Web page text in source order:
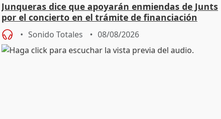
Junqueras dice que apoyarán enmiendas de Junts
por el concierto en el trámite de financiación
Sonido Totales 08/08/2026